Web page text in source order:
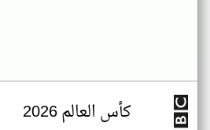
كأس العالم 2026